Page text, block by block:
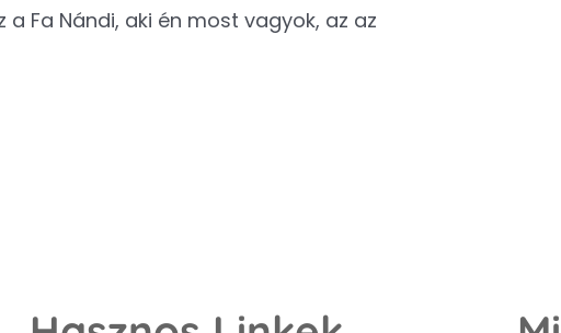
a Fa Nándi, aki én most vagyok, az az